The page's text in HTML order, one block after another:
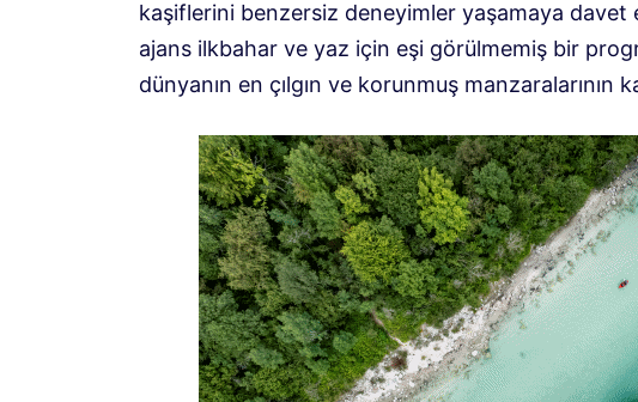
kaşiflerini benzersiz deneyimler yaşamaya davet
ajans ilkbahar ve yaz için eşi görülmemiş bir
dünyanın en çılgın ve korunmuş manzaralarının